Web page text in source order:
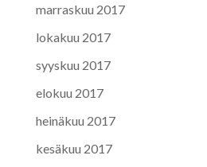
marraskuu 2017
lokakuu 2017
syyskuu 2017
elokuu 2017
heinäkuu 2017
kesäkuu 2017